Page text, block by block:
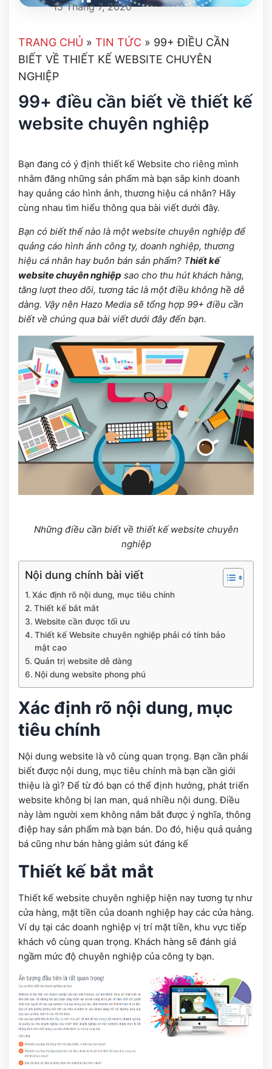
TRANG CHỦ » TIN TỨC » 99+ ĐIỀU CẦN
BIẾT VỀ THIẾT KẾ WEBSITE CHUYÊN
NGHIỆP
99+ điều cần biết về thiết kế
website chuyên nghiệp
15 Tháng 7, 2020
Bạn đang có ý định thiết kế Website cho riêng mình
nhằm đăng những sản phẩm mà bạn sắp kinh doanh
hay quảng cáo hình ảnh, thương hiệu cá nhân? Hãy
cùng nhau tìm hiểu thông qua bài viết dưới đây.
Bạn có biết thế nào là một website chuyên nghiệp để
quảng cáo hình ảnh công ty, doanh nghiệp, thương
hiệu cá nhân hay buôn bán sản phẩm? Thiết kế
website chuyên nghiệp sao cho thu hút khách hàng,
tăng lượt theo dõi, tương tác là một điều không hề dễ
dàng. Vậy nên Hazo Media sẽ tổng hợp 99+ điều cần
biết về chúng qua bài viết dưới đây đến bạn.
Những điều cần biết về thiết kế website chuyên
nghiệp
Nội dung chính bài viết
Xác định rõ nội dung, mục tiêu chính
Thiết kế bắt mắt
Website cần được tối ưu
Thiết kế Website chuyên nghiệp phải có tính bảo
mật cao
Quản trị website dễ dàng
Nội dung website phong phú
Xác định rõ nội dung, mục
tiêu chính
Nội dung website là vô cùng quan trọng. Bạn cần phải
biết được nội dung, mục tiêu chính mà bạn cần giới
thiệu là gì? Để từ đó bạn có thể định hướng, phát triển
website không bị lan man, quá nhiều nội dung. Điều
này làm người xem không nắm bắt được ý nghĩa, thông
điệp hay sản phẩm mà bạn bán. Do đó, hiệu quả quảng
bá cũng như bán hàng giảm sút đáng kế
Thiết kế bắt mắt
Thiết kế website chuyên nghiệp hiện nay tương tự như
cửa hàng, mặt tiền của doanh nghiệp hay các cửa hàng.
Ví dụ tại các doanh nghiệp vị trí mặt tiền, khu vực tiếp
khách vô cùng quan trọng. Khách hàng sẽ đánh giá
ngầm mức độ chuyên nghiệp của công ty bạn.